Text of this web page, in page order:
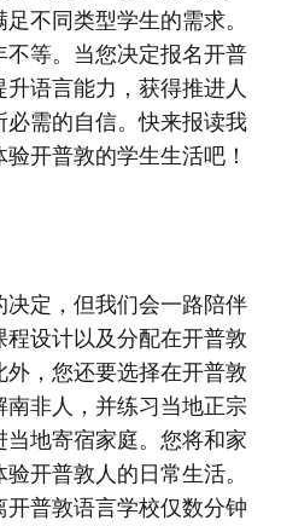
不同类型学生的需求。
等。当您决定报名开普
语言能力，获得推进人
需的自信。快来报读我
开普敦的学生生活吧！
定，但我们会一路陪伴
设计以及分配在开普敦
，您还要选择在开普敦
非人，并练习当地正宗
地寄宿家庭。您将和家
开普敦人的日常生活。
普敦语言学校仅数分钟